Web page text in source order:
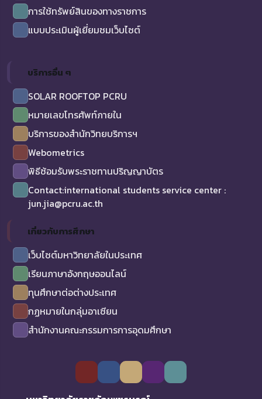
การใช้ทรัพย์สินของทางราชการ
แบบประเมินผู้เยี่ยมชมเว็บไซต์
บริการอื่น ๆ
SOLAR ROOFTOP PCRU
หมายเลขโทรศัพท์ภายใน
บริการของสำนักวิทยบริการฯ
Webometrics
พิธีซ้อมรับพระราชทานปริญญาบัตร
Contact:international students service center :
jun.jia@pcru.ac.th
เกี่ยวกับการศึกษา
เว็บไซต์มหาวิทยาลัยในประเทศ
เรียนภาษาอังกฤษออนไลน์
ทุนศึกษาต่อต่างประเทศ
กฏหมายในกลุ่มอาเซียน
สำนักงานคณะกรรมการการอุดมศึกษา